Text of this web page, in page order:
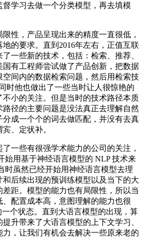
学习去做一个分类模型，再去填模
性，产品呈现出来的精度一直很低，
的要求。直到2016年左右，正值互联
一些新的技术，包括：检索、推荐、
有工程师尝试做了产品创新，把数据
空间内的数据检索问题，然后用检索技
时他也做出了一些当时让人很惊艳的
小的关注。但是当时的技术路径本质
路径的主要问题是没法真正去理解自然
成一个个的词去做匹配，并没有去真
、定状补。
一些有很强学术能力的公司的关注，
始用基于神经语言模型的 NLP 技术来
时虽然已经开始用神经语言模型去理
后续出现的预训练模型以及当下的大
距。模型的能力也有局限性，所以当
配置成本高，意图理解的能力也很
个状态。直到大语言模型的出现，算
升带来了大语言模型的上下文学习、
，让我们有机会去解决一些原来老的